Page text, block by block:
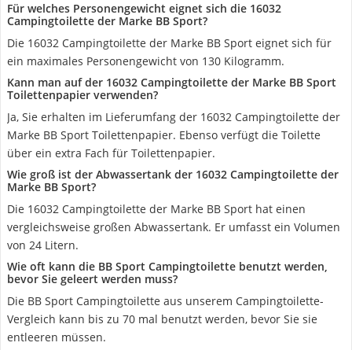
Für welches Personengewicht eignet sich die 16032
Campingtoilette der Marke BB Sport?
Die 16032 Campingtoilette der Marke BB Sport eignet sich für
ein maximales Personengewicht von 130 Kilogramm.
Kann man auf der 16032 Campingtoilette der Marke BB Sport
Toilettenpapier verwenden?
Ja, Sie erhalten im Lieferumfang der 16032 Campingtoilette der
Marke BB Sport Toilettenpapier. Ebenso verfügt die Toilette
über ein extra Fach für Toilettenpapier.
Wie groß ist der Abwassertank der 16032 Campingtoilette der
Marke BB Sport?
Die 16032 Campingtoilette der Marke BB Sport hat einen
vergleichsweise großen Abwassertank. Er umfasst ein Volumen
von 24 Litern.
Wie oft kann die BB Sport Campingtoilette benutzt werden,
bevor Sie geleert werden muss?
Die BB Sport Campingtoilette aus unserem Campingtoilette-
Vergleich kann bis zu 70 mal benutzt werden, bevor Sie sie
entleeren müssen.